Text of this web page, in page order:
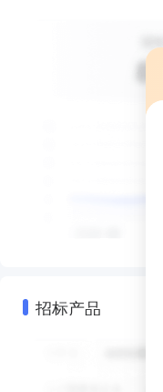
招标产品